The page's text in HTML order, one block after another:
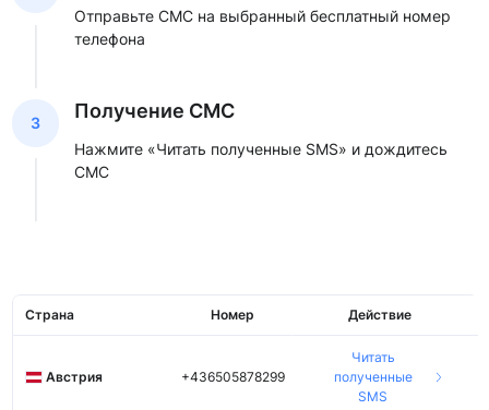
Отправьте СМС на выбранный бесплатный номер
телефона
3
Получение СМС
Нажмите «Читать полученные SMS» и дождитесь
СМС
Страна Номер Действие
Австрия +436505878299
Читать
полученные
SMS